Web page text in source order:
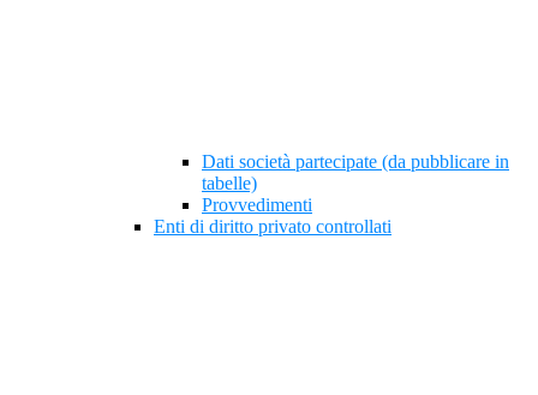
Dati società partecipate (da pubblicare in
tabelle)
Provvedimenti
Enti di diritto privato controllati